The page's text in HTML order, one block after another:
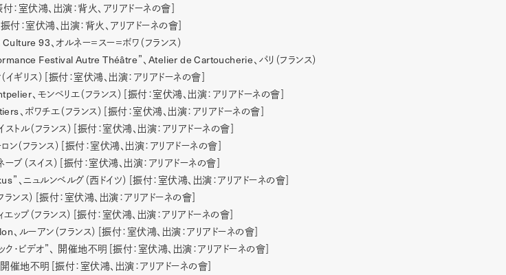
付：室伏鴻、出演：背火、アリアドーネの會］
振付：室伏鴻、出演：背火、アリアドーネの會］
Culture 93、オルネー＝スー＝ボワ（フランス）
Festival Autre Théâtre”、 Atelier de Cartoucherie、パリ（フランス）
（イギリス）［振付：室伏鴻、出演：アリアドーネの會］
、モンペリエ（フランス）［振付：室伏鴻、出演：アリアドーネの會］
、ポワチエ（フランス）［振付：室伏鴻、出演：アリアドーネの會］
ストル（フランス）［振付：室伏鴻、出演：アリアドーネの會］
ロン（フランス）［振付：室伏鴻、出演：アリアドーネの會］
ーブ（スイス）［振付：室伏鴻、出演：アリアドーネの會］
”、ニュルンベルグ（西ドイツ）［振付：室伏鴻、出演：アリアドーネの會］
ランス）［振付：室伏鴻、出演：アリアドーネの會］
エップ（フランス）［振付：室伏鴻、出演：アリアドーネの會］
、ルーアン（フランス）［振付：室伏鴻、出演：アリアドーネの會］
ック・ビデオ”、 開催地不明［振付：室伏鴻、出演：アリアドーネの會］
開催地不明［振付：室伏鴻、出演：アリアドーネの會］